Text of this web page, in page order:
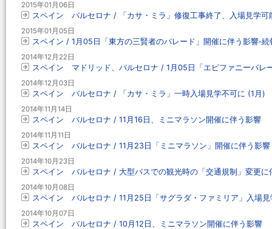
2015年01月06日
スペイン バルセロナ / 「カサ・ミラ」修復工事終了、入場見学可
2015年01月05日
スペイン / 1月05日「東方の三賢者のパレード」開催に伴う影響‐続
2014年12月22日
スペイン マドリッド、バルセロナ / 1月05日「エピファニーパレ
2014年12月03日
スペイン バルセロナ / 「カサ・ミラ」一時入場見学不可に (1月)
2014年11月14日
スペイン バルセロナ / 11月16日、ミニマラソン開催に伴う影響
2014年11月11日
スペイン バルセロナ / 11月23日「ミニマラソン」開催に伴う影響
2014年10月23日
スペイン バルセロナ / 大型バスでの観光時の「交通規制」変更に
2014年10月08日
スペイン バルセロナ / 11月25日「サグラダ・ファミリア」入場見
2014年10月07日
スペイン バルセロナ / 10月12日、ミニマラソン開催に伴う影響